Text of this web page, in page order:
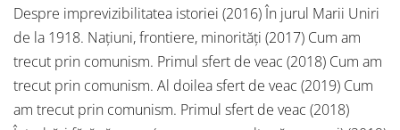
Despre imprevizibilitatea istoriei (2016) În jurul Marii Uniri
de la 1918. Națiuni, frontiere, minorități (2017) Cum am
trecut prin comunism. Primul sfert de veac (2018) Cum am
trecut prin comunism. Al doilea sfert de veac (2019) Cum
am trecut prin comunism. Primul sfert de veac (2018)